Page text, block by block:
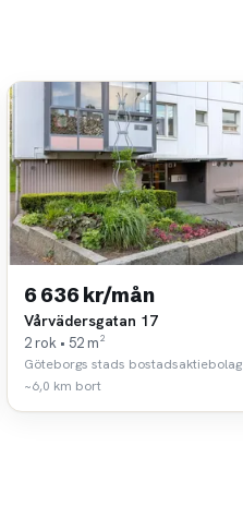
6 636 kr/mån
Vårvädersgatan 17
2 rok • 52 m²
Göteborgs stads bostadsaktiebolag
~6,0 km bort